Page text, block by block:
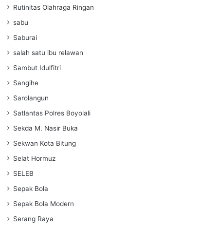
Rutinitas Olahraga Ringan
sabu
Saburai
salah satu ibu relawan
Sambut Idulfitri
Sangihe
Sarolangun
Satlantas Polres Boyolali
Sekda M. Nasir Buka
Sekwan Kota Bitung
Selat Hormuz
SELEB
Sepak Bola
Sepak Bola Modern
Serang Raya